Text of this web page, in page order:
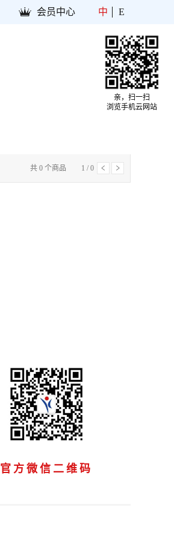
会员中心 中 E
共 0 个商品 1 / 0
官方微信二维码
亲，扫一扫
浏览手机云网站